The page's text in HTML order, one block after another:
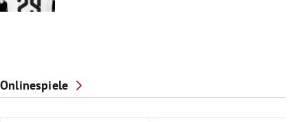
Onlinespiele